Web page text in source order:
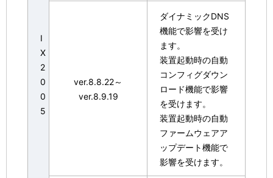
I
X
2
0
0
5
ver.8.8.22～
ver.8.9.19
ダイナミックDNS
機能で影響を受け
ます。
装置起動時の自動
コンフィグダウン
ロード機能で影響
を受けます。
装置起動時の自動
ファームウェアア
ップデート機能で
影響を受けます。